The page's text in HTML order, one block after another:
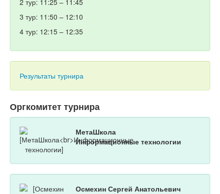
2 тур: 11:25 – 11:45
3 тур: 11:50 – 12:10
4 тур: 12:15 – 12:35
Результаты турнира
Оргкомитет турнира
МетаШкола
Информационные технологии
Осмехин Сергей Анатольевич